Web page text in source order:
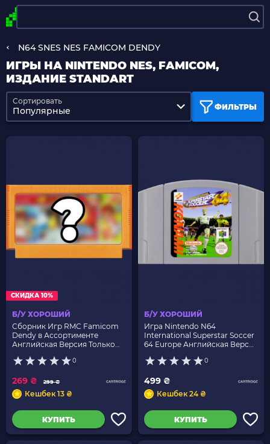
N64 SNES NES FAMICOM DENDY
ИГРЫ НА NINTENDO NES, FAMICOM,
ИЗДАНИЕ STANDART
ФИЛЬТРЫ
Сортировать
Популярные
СКИДКА 10%
Б/У ХОРОШИЙ
Сборник Игр RMC Famicom
Dendy в Ассортименте
Английская Версия Только
0
299 ₴
269 ₴
Кешбек 13 ₴
КУПИТЬ
Б/У ХОРОШИЙ
Игра Nintendo N64
International Superstar Soccer
64 Europe Английская Версия
0
499 ₴
Кешбек 24 ₴
КУПИТЬ